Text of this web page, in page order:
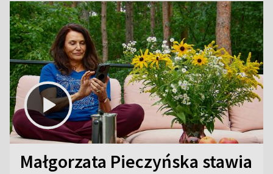
Małgorzata Pieczyńska stawia